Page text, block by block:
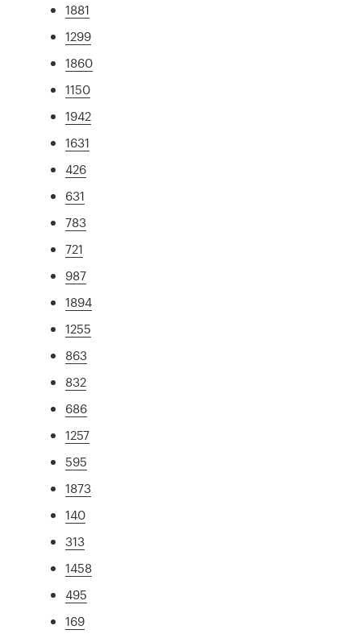
1881
1299
1860
1150
1942
1631
426
631
783
721
987
1894
1255
863
832
686
1257
595
1873
140
313
1458
495
169